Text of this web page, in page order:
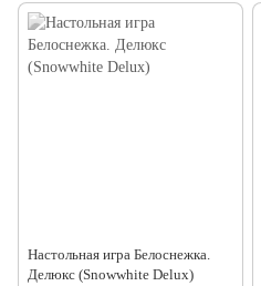
Настольная игра Белоснежка.
Делюкс (Snowwhite Delux)